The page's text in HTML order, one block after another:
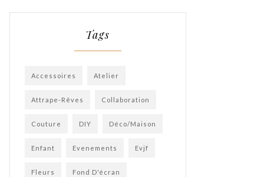
Tags
Accessoires Atelier
Attrape-Rêves Collaboration
Couture DIY Déco/Maison
Enfant Evenements Evjf
Fleurs Fond D'écran